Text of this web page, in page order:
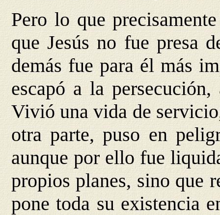
Pero lo que
que Jesús no fue presa
demás fue para él más
escapó a la
Vivió una vida de
otra parte, puso en
aunque por ello fue
propios planes, sino que
pone toda su existencia